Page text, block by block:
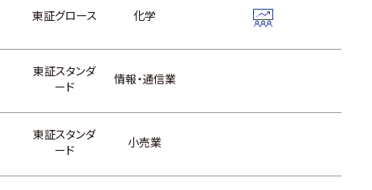
東証グロース 化学
東証スタンダ
ード
情報・通信業
東証スタンダ
ード
小売業